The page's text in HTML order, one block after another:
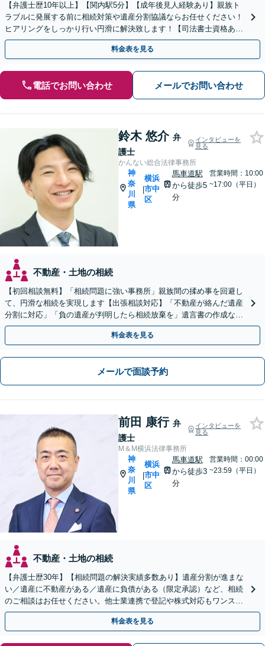
【弁護士歴10年以上】【関内駅5分】【成年後見人経験あり】親族ト
ラブルに発展する前に相続対策や遺産分割協議ならお任せください！
ヒアリングをしっかり行い円滑に解決致します！【司法書士資格あ
り】【子連れ相談可】【夜間/休日対応可】
料金表を見る
電話でお問い合わせ メールでお問い合わせ
鈴木 悠介 弁
護士
インタビューを
見る
かんない総合法律事務所
神
奈
川
県
|
横浜
市中
区
馬車道駅
から徒歩5
分
営業時間：10:00
~17:00（平日）
不動産・土地の相続
【初回相談無料】「相続問題に強い事務所」親族間の揉め事を回避し
て、円滑な相続を実現します【出張相談対応】「不動産が絡んだ遺産
分割に対応」「負の遺産が判明したら相続放棄を」遺言書の作成など
生前対策もお任せ【バリアフリー】【休日・夜間相談あり】
料金表を見る
メールで面談予約
前田 康行 弁
護士
インタビューを
見る
M＆M横浜法律事務所
神
奈
川
県
|
横浜
市中
区
馬車道駅
から徒歩3
分
営業時間：00:00
~23:59（平日）
不動産・土地の相続
【弁護士歴30年】【相続問題の解決実績多数あり】遺産分割が進まな
い／遺産に不動産がある／遺産に負債がある（限定承認）など、相続
のご相談はお任せください。他士業連携で登記や株式対応もワンスト
ップ対応します【土日祝対応可】【関内4分】
料金表を見る